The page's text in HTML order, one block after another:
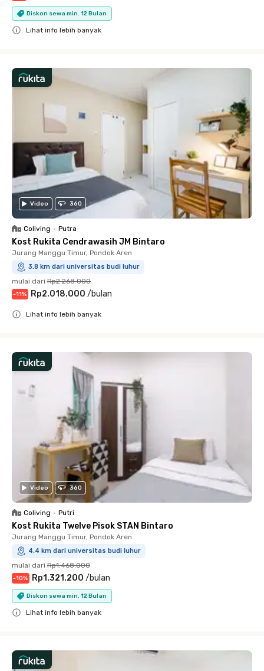
Diskon sewa min. 12 Bulan
Lihat info lebih banyak
Video 360
Coliving • Putra
Kost Rukita Cendrawasih JM Bintaro
Jurang Manggu Timur, Pondok Aren
3.8 km dari universitas budi luhur
mulai dari Rp2.268.000
-11% Rp2.018.000 /bulan
Lihat info lebih banyak
Video 360
Coliving • Putri
Kost Rukita Twelve Pisok STAN Bintaro
Jurang Manggu Timur, Pondok Aren
4.4 km dari universitas budi luhur
mulai dari Rp1.468.000
-10% Rp1.321.200 /bulan
Diskon sewa min. 12 Bulan
Lihat info lebih banyak